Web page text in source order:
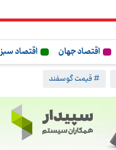
اقتصاد جهان اقتصاد سبز
# قیمت گوسفند